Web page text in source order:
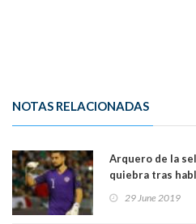
NOTAS RELACIONADAS
Arquero de la
quiebra tras
atrás por mi
29 June 2019